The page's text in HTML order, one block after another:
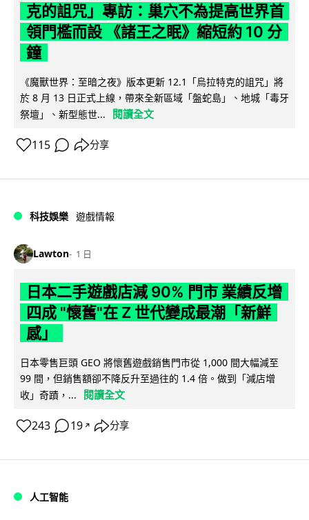
克的詛咒」專訪：巢穴不為提高世界首
領門檻而設 《諸王之眠》縮短約 10 分
鐘
《魔獸世界：至暗之夜》版本更新 12.1「烏拉特克的詛咒」將
於 8 月 13 日正式上線，帶來全新區域「盤蛇島」、地城「毒牙
祭壇」、新型態世...
閱讀全文
115 分享
科技娛樂 遊戲情報
Lawton 1 日
日本二手遊戲店減 90% 門市 業績反增
四成 "懷舊"在 Z 世代變成最潮「新鮮
感」
日本零售巨頭 GEO 將懷舊遊戲銷售門市從 1,000 間大幅減至
99 間，但銷售額卻不降反升至過往的 1.4 倍。做到「減店增
收」奇蹟，...
閱讀全文
243 19 ↗ 分享
人工智能